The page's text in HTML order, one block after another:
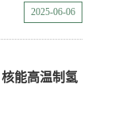
2025-06-06
能高温制氢